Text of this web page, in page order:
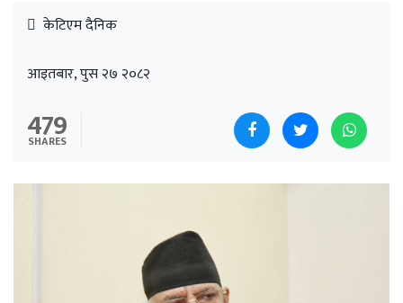
केटिएम दैनिक
आइतबार, पुस २७ २०८२
479
SHARES